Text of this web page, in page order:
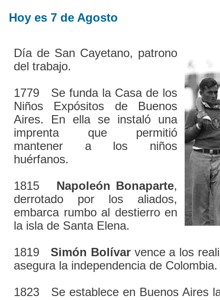
Hoy es 7 de Agosto
Día de San Cayetano, patrono
del trabajo.
1779 Se funda la Casa de los
Niños Expósitos de Buenos
Aires. En ella se instaló una
imprenta que permitió
mantener a los niños
huérfanos.
1815 Napoleón Bonaparte,
derrotado por los aliados,
embarca rumbo al destierro en
la isla de Santa Elena.
1819 Simón Bolívarvence a los
asegura la independencia de Colombia.
1823 Se establece en Buenos Aires